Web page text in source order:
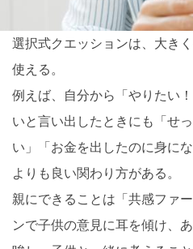
選択式クエッションは、大き
使える。
例えば、自分から「やりたい
いと言い出したときにも「せ
い」「お金を出したのに身に
よりも良い関わり方がある。
親にできることは「共感ファ
ンで子供の意見に耳を傾け、